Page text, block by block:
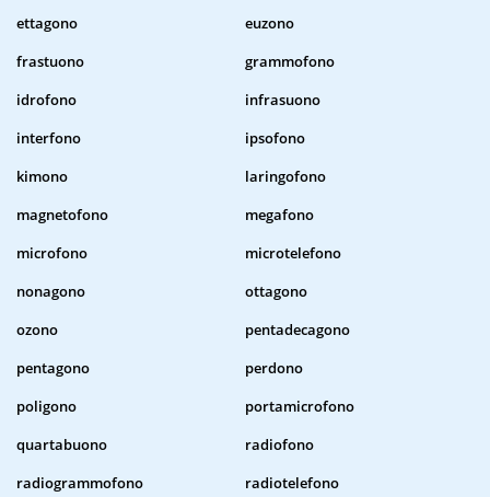
ettagono
euzono
frastuono
grammofono
idrofono
infrasuono
interfono
ipsofono
kimono
laringofono
magnetofono
megafono
microfono
microtelefono
nonagono
ottagono
ozono
pentadecagono
pentagono
perdono
poligono
portamicrofono
quartabuono
radiofono
radiogrammofono
radiotelefono